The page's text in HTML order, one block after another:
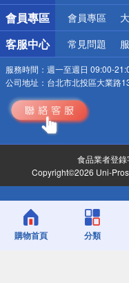
會員專區 會員專區
客服中心 常見問題
服務時間： 週一至週日 09:00-
公司地址： 台北市北投區大業路
食品業者登
Copyright©2026 Uni-
購物首頁 分類